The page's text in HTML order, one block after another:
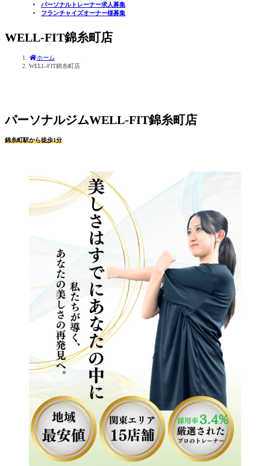
パーソナルトレーナー求人募集
フランチャイズオーナー様募集
WELL-FIT錦糸町店
ホーム
WELL-FIT錦糸町店
パーソナルジムWELL-FIT錦糸町店
錦糸町駅から徒歩1分